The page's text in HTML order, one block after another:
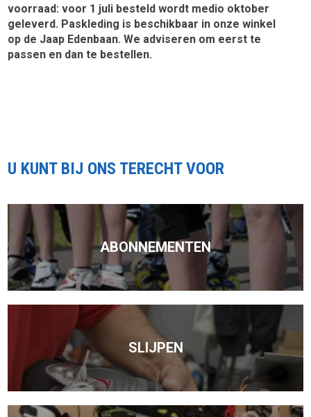
voorraad: voor 1 juli besteld wordt medio oktober
geleverd. Paskleding is beschikbaar in onze winkel
op de Jaap Edenbaan. We adviseren om eerst te
passen en dan te bestellen.
U KUNT BIJ ONS TERECHT VOOR
ABONNEMENTEN
SLIJPEN